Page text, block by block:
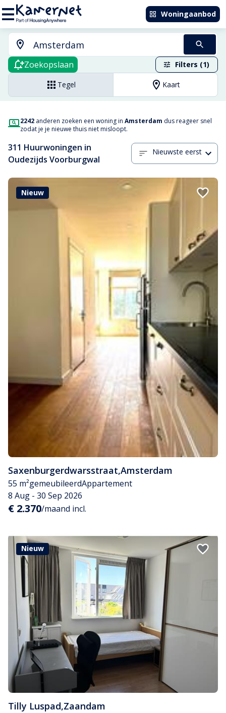
Woningaanbod
Zoekopslaan Filters (1)
Tegel Kaart
2242 anderen zoeken een woning in Amsterdam dus reageer snel
zodat je je nieuwe thuis niet misloopt.
311 Huurwoningen in
Oudezijds Voorburgwal
Nieuwste eerst
Nieuw
Saxenburgerdwarsstraat,Amsterdam
55 m²gemeubileerdAppartement
8 Aug - 30 Sep 2026
€ 2.370/maand incl.
Nieuw
Tilly Luspad,Zaandam